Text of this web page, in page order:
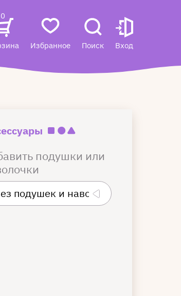
0
Избранное Поиск Вход
подушки или